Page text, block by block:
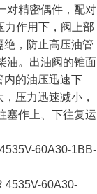
对精密偶件，配对
力作用下，阀上部
绝，防止高压油管
油。出油阀的锥面
内的油压迅速下
压力迅速减小，
塞作上、下往复运
60A30-1BB-
4535V-60A30-